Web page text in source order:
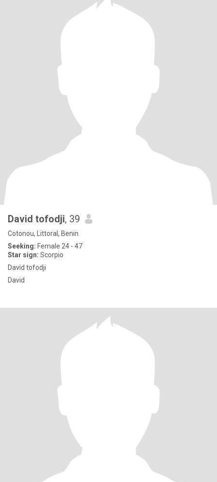
David tofodji, 39
Cotonou, Littoral, Benin
Seeking: Female 24 - 47
Star sign: Scorpio
David tofodji
David